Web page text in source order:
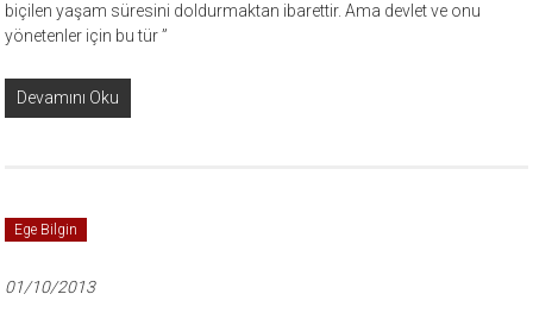
biçilen yaşam süresini doldurmaktan ibarettir. Ama devlet ve onu
yönetenler için bu tür ”
Devamını Oku
Ege Bilgin
01/10/2013